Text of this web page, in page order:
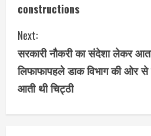
constructions
Next:
सरकारी नौकरी का संदेशा लेकर
लिफाफापहले डाक विभाग की ओर से
आती थी चिट्ठी